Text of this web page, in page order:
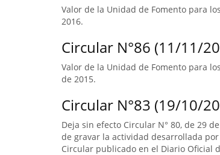
Valor de la Unidad de Fomento para
2016.
Circular N°86 (11/11/
Valor de la Unidad de Fomento para
de 2015.
Circular N°83 (19/10/
Deja sin efecto Circular N° 80, de 29
de gravar la actividad desarrollada
Circular publicado en el Diario Oficial